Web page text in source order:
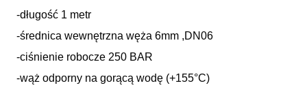
-długość 1 metr
-średnica wewnętrzna węża 6mm ,DN06
-ciśnienie robocze 250 BAR
-wąż odporny na gorącą wodę (+155°C)